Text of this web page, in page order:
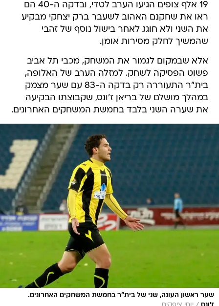
19 אלף צופים הגיעו הערב לטדי, ובדקה ה-40 הם
ראו את שחקנם האהוב לשעבר ברק יצחקי מבקיע
את השני ולא חוגג לאחר בישול נוסף של זהבי
שהמשיך לחלק מסירות אומן.
אלא שבמקום לגמור את המשחק, מכבי תל אביב
פשוט הפסיקה לשחק. למזלה הערב של האלופה,
בית"ר התעוררה רק בדקה ה-83 עם שער מצמק
במהלך מושלם של בריאן ז'ונס, שקבוצתו הבקיעה
את שערה השני בלבד בחמשת המשחקים האחרונים.
שער ראשון העונה, שני של בית"ר בחמשת המשחקים האחרונים.